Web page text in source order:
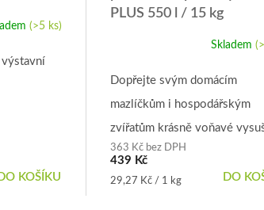
(>5 ks)
DO KOŠÍKU
PLUS 550 l / 15 kg
produktu
4,9
z
hvězdiček.
Skladem
363 Kč bez DPH
439 Kč
Měrná
29,27 Kč / 1 kg DO
Dopřejte svým domácím
mazlíčkům i hospodářským
zvířatům krásně voňavé
hobliny ze smrkového dřeva
obohacené o probiotickou